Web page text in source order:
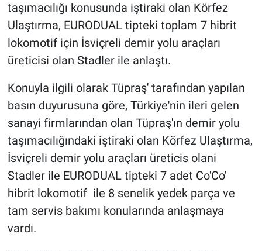
taşımacılığı konusunda iştiraki olan Körfez
Ulaştırma, EURODUAL tipteki toplam 7 hibrit
lokomotif için İsviçreli demir yolu araçları
üreticisi olan Stadler ile anlaştı.
Konuyla ilgili olarak Tüpraş' tarafından yapılan
basın duyurusuna göre, Türkiye'nin ileri gelen
sanayi firmlarından olan Tüpraş'ın demir yolu
taşımacılığındaki iştiraki olan Körfez Ulaştırma,
İsviçreli demir yolu araçları üreticis olani
Stadler ile EURODUAL tipteki 7 adet Co'Co'
hibrit lokomotif ile 8 senelik yedek parça ve
tam servis bakımı konularında anlaşmaya
vardı.